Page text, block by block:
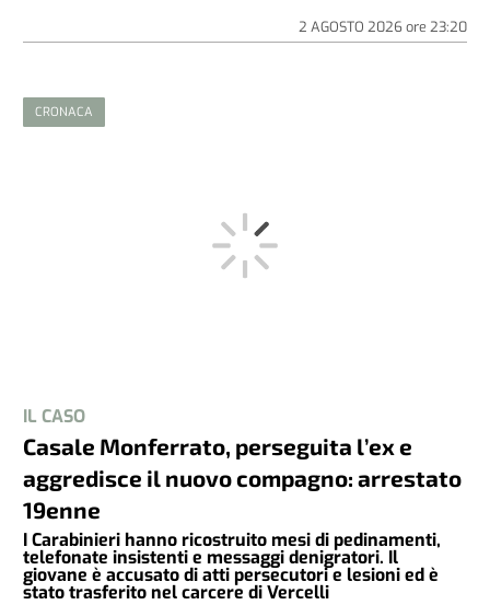
2 AGOSTO 2026ore 23:20
CRONACA
IL CASO
Casale Monferrato, perseguita l’ex e
aggredisce il nuovo compagno: arrestato
19enne
I Carabinieri hanno ricostruito mesi di pedinamenti,
telefonate insistenti e messaggi denigratori. Il
giovane è accusato di atti persecutori e lesioni ed è
stato trasferito nel carcere di Vercelli